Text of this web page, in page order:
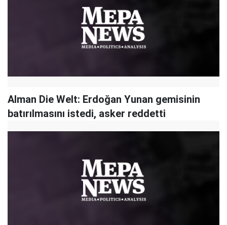
Alman Die Welt: Erdoğan Yunan gemisinin
batırılmasını istedi, asker reddetti